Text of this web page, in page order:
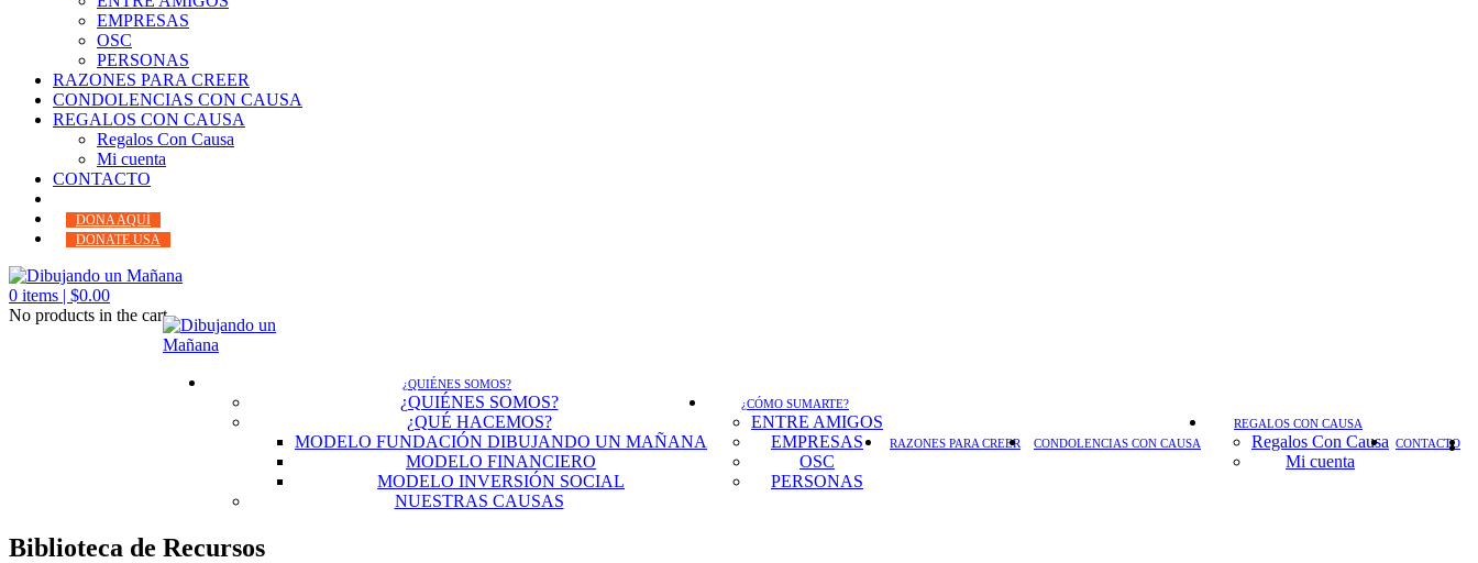
EMPRESAS
OSC
PERSONAS
RAZONES PARA CREER
CONDOLENCIAS CON CAUSA
REGALOS CON CAUSA
Regalos Con Causa
Mi cuenta
CONTACTO
DONA AQUÍ
DONATE USA
0 items | $0.00
No products in the cart.
¿QUIÉNES SOMOS?
¿QUIÉNES SOMOS?
¿QUÉ HACEMOS?
MODELO FUNDACIÓN DIBUJANDO UN MAÑANA
MODELO FINANCIERO
MODELO INVERSIÓN SOCIAL
NUESTRAS CAUSAS
¿CÓMO SUMARTE?
ENTRE AMIGOS
EMPRESAS
OSC
PERSONAS
RAZONES PARA CREER CONDOLENCIAS CON CAUSA
REGALOS CON CAUSA
Regalos Con Causa
Mi cuenta
CONTACTO
Biblioteca de Recursos